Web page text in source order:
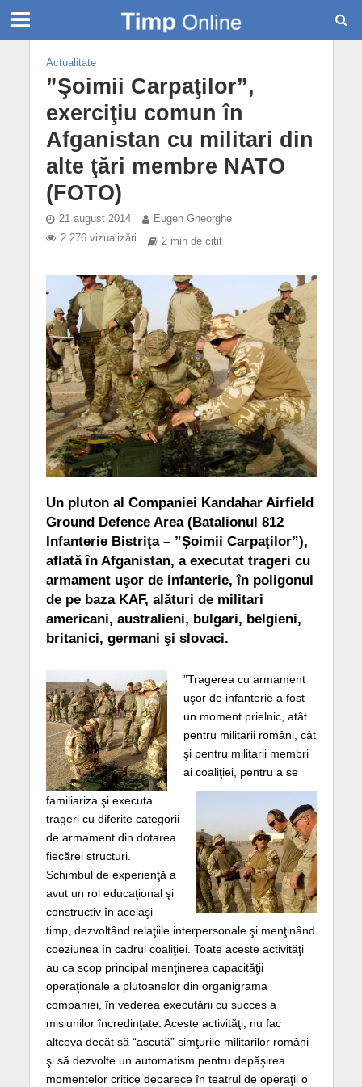
Actualitate
”Şoimii Carpaţilor”,
exerciţiu comun în
Afganistan cu militari din
alte ţări membre NATO
(FOTO)
21 august 2014
Eugen Gheorghe
2.276 vizualizări
2 min de citit
Un pluton al Companiei Kandahar Airfield
Ground Defence Area (Batalionul 812
Infanterie Bistriţa – ”Şoimii Carpaţilor”),
aflată în Afganistan, a executat trageri cu
armament uşor de infanterie, în poligonul
de pe baza KAF, alături de militari
americani, australieni, bulgari, belgieni,
britanici, germani şi slovaci.
”Tragerea cu armament
uşor de infanterie a fost
un moment prielnic, atât
pentru militarii români, cât
şi pentru militarii membri
ai coaliţiei, pentru a se
familiariza şi executa
trageri cu diferite categorii
de armament din dotarea
fiecărei structuri.
Schimbul de experienţă a
avut un rol educaţional şi
constructiv în acelaşi
timp, dezvoltând relaţiile interpersonale şi menţinând
coeziunea în cadrul coaliţiei. Toate aceste activităţi
au ca scop principal menţinerea capacităţii
operaţionale a plutoanelor din organigrama
companiei, în vederea executării cu succes a
misiunilor încredinţate. Aceste activităţi, nu fac
altceva decăt să “ascută” simţurile militarilor români
şi să dezvolte un automatism pentru depăşirea
momentelor critice deoarece în teatrul de operaţii o